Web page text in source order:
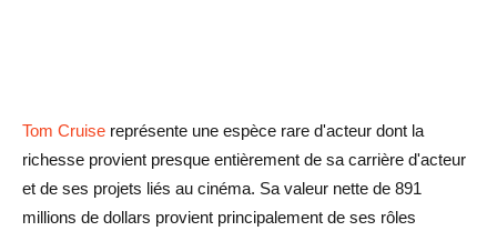
Tom Cruise représente une espèce rare d'acteur dont la
richesse provient presque entièrement de sa carrière d'acteur
et de ses projets liés au cinéma. Sa valeur nette de 891
millions de dollars provient principalement de ses rôles